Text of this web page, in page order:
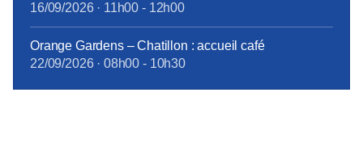
16/09/2026· 11h00 - 12h00
Orange Gardens – Chatillon : accueil café
22/09/2026· 08h00 - 10h30